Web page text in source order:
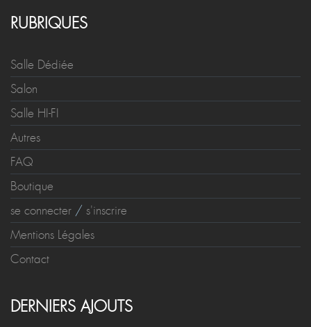
RUBRIQUES
Salle Dédiée
Salon
Salle HI-FI
Autres
FAQ
Boutique
se connecter / s'inscrire
Mentions Légales
Contact
DERNIERS AJOUTS